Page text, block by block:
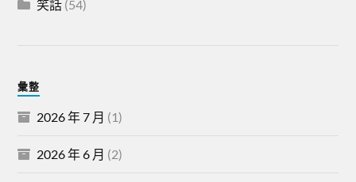
笑話 (54)
彙整
2026 年 7 月 (1)
2026 年 6 月 (2)